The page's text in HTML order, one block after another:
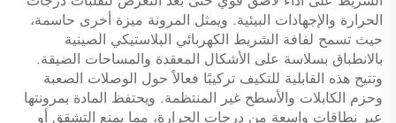
الحرارة والإجهادات البيئية. ويمثل المرونة ميزة أخرى حاسمة،
حيث تسمح لفافة الشريط الكهربائي البلاستيكي الصينية
بالانطباق بسلاسة على الأشكال المعقدة والمساحات الضيقة.
وتتيح هذه القابلية للتكيف تركيبًا فعالاً حول الوصلات الصعبة
وحزم الكابلات والأسطح غير المنتظمة. ويحتفظ المادة بمرونتها
عبر نطاقات واسعة من درجات الحرارة، مما يمنع التشقق أو